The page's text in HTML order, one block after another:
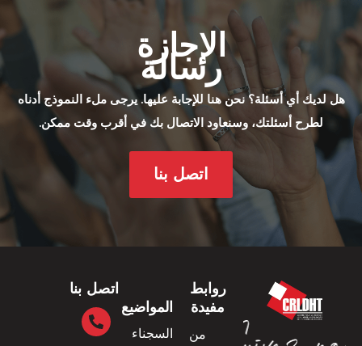
الإجازة
رسالة
هل لديك أي أسئلة؟ نحن هنا للإجابة عليها. يرجى ملء النموذج أدناه
لطرح أسئلتك، وسنعاود الاتصال بك في أقرب وقت ممكن.
اتصل بنا
روابط
مفيدة
من
المواضيع
السجناء
اتصل بنا